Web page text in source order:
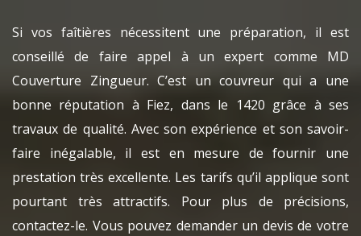
Si vos faîtières nécessitent une préparation, il est
conseillé de faire appel à un expert comme MD
Couverture Zingueur. C’est un couvreur qui a une
bonne réputation à Fiez, dans le 1420 grâce à ses
travaux de qualité. Avec son expérience et son savoir-
faire inégalable, il est en mesure de fournir une
prestation très excellente. Les tarifs qu’il applique sont
pourtant très attractifs. Pour plus de précisions,
contactez-le. Vous pouvez demander un devis de votre